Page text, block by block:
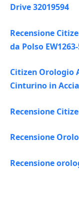
Drive 32019594
Recensione
da Polso
Citizen Orologio
Cinturino in
Recensione
Recensione
Recensione